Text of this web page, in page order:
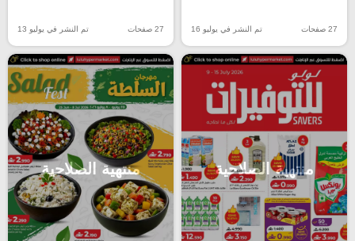
27 صفحات تم النشر في يوليو 16 27 صفحات تم النشر في يوليو 13
منتهية الصلاحية منتهية الصلاحية